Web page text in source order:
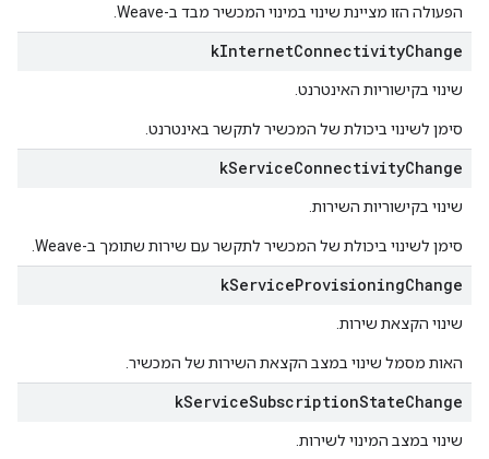
הפעולה הזו מציינת שינוי במינוי המכשיר מבד ב-Weave.
kInternetConnectivityChange
שינוי בקישוריות האינטרנט.
סימן לשינוי ביכולת של המכשיר לתקשר באינטרנט.
kServiceConnectivityChange
שינוי בקישוריות השירות.
סימן לשינוי ביכולת של המכשיר לתקשר עם שירות שתומך ב-Weave.
kServiceProvisioningChange
שינוי הקצאת שירות.
האות מסמל שינוי במצב הקצאת השירות של המכשיר.
kServiceSubscriptionStateChange
שינוי במצב המינוי לשירות.